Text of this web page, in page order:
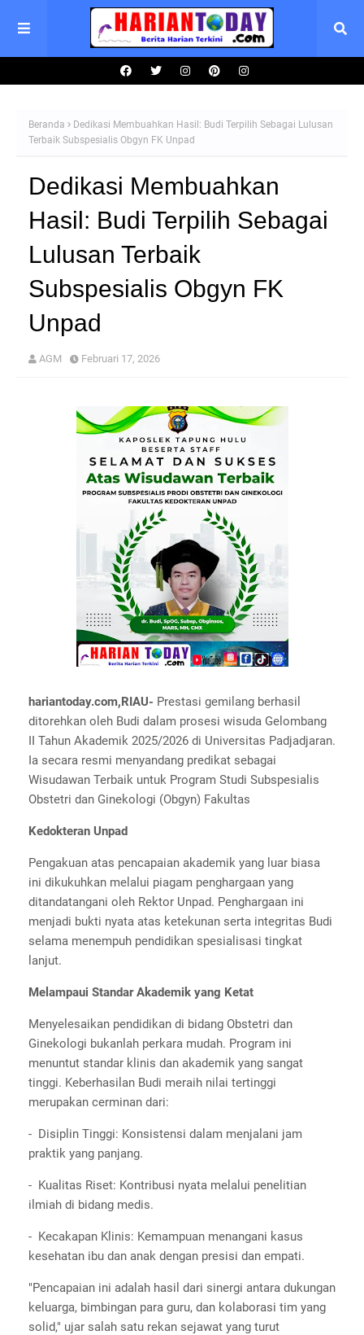
Beranda
Dedikasi Membuahkan Hasil: Budi Terpilih Sebagai Lulusan
Terbaik Subspesialis Obgyn FK Unpad
Dedikasi Membuahkan
Hasil: Budi Terpilih Sebagai
Lulusan Terbaik
Subspesialis Obgyn FK
Unpad
AGM Februari 17, 2026
hariantoday.com,RIAU- Prestasi gemilang berhasil
ditorehkan oleh Budi dalam prosesi wisuda Gelombang
II Tahun Akademik 2025/2026 di Universitas Padjadjaran.
Ia secara resmi menyandang predikat sebagai
Wisudawan Terbaik untuk Program Studi Subspesialis
Obstetri dan Ginekologi (Obgyn) Fakultas
Kedokteran Unpad
Pengakuan atas pencapaian akademik yang luar biasa
ini dikukuhkan melalui piagam penghargaan yang
ditandatangani oleh Rektor Unpad. Penghargaan ini
menjadi bukti nyata atas ketekunan serta integritas Budi
selama menempuh pendidikan spesialisasi tingkat
lanjut.
Melampaui Standar Akademik yang Ketat
Menyelesaikan pendidikan di bidang Obstetri dan
Ginekologi bukanlah perkara mudah. Program ini
menuntut standar klinis dan akademik yang sangat
tinggi. Keberhasilan Budi meraih nilai tertinggi
merupakan cerminan dari:
- Disiplin Tinggi: Konsistensi dalam menjalani jam
praktik yang panjang.
- Kualitas Riset: Kontribusi nyata melalui penelitian
ilmiah di bidang medis.
- Kecakapan Klinis: Kemampuan menangani kasus
kesehatan ibu dan anak dengan presisi dan empati.
"Pencapaian ini adalah hasil dari sinergi antara dukungan
keluarga, bimbingan para guru, dan kolaborasi tim yang
solid," ujar salah satu rekan sejawat yang turut